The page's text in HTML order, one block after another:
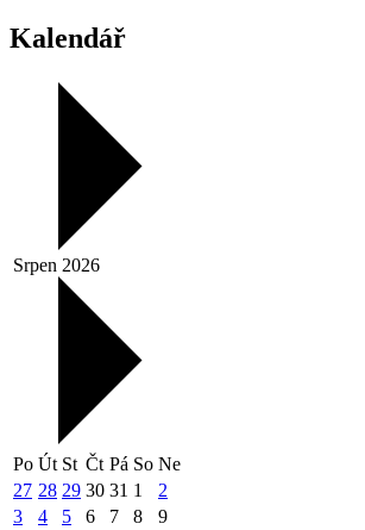
Kalendář
Srpen 2026
Po Út St Čt Pá So Ne
27 28 29 30 31 1
2
3
4 5 6 7 8
9